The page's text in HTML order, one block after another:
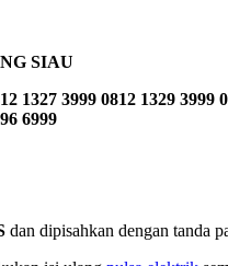
SIAU
1327 3999 0812 1329
6999
dan dipisahkan dengan tanda